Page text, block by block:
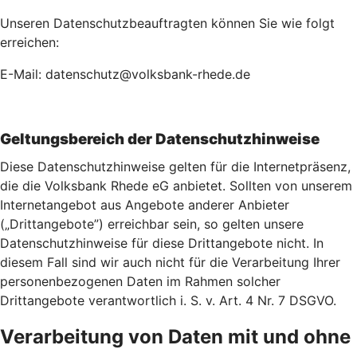
Unseren Datenschutzbeauftragten können Sie wie folgt
erreichen:
E-Mail: datenschutz@volksbank-rhede.de
Geltungsbereich der Datenschutzhinweise
Diese Datenschutzhinweise gelten für die Internetpräsenz,
die die Volksbank Rhede eG anbietet. Sollten von unserem
Internetangebot aus Angebote anderer Anbieter
(„Drittangebote”) erreichbar sein, so gelten unsere
Datenschutzhinweise für diese Drittangebote nicht. In
diesem Fall sind wir auch nicht für die Verarbeitung Ihrer
personenbezogenen Daten im Rahmen solcher
Drittangebote verantwortlich i. S. v. Art. 4 Nr. 7 DSGVO.
Verarbeitung von Daten mit und ohne